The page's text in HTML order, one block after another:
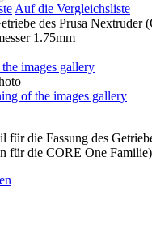
Auf die Vergleichsliste
des Prusa Nextruder
images gallery
of the images gallery
für die Fassung des
für die CORE One Familie)